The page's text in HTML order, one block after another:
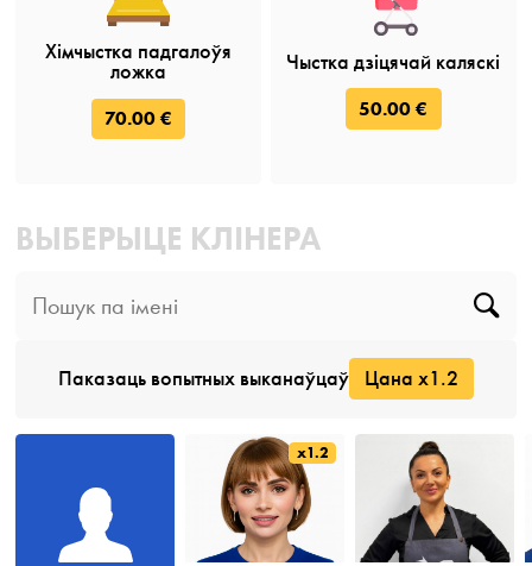
Хімчыстка падгалоўя
ложка
70.00 €
Чыстка дзіцячай каляскі
50.00 €
ВЫБЕРЫЦЕ КЛІНЕРА
Паказаць вопытных выканаўцаў Цана x1.2
x1.2